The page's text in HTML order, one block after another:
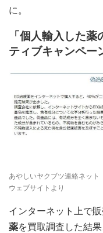
に。
「個人輸入した
ティブキャンペー
あやしいヤクブツ連絡ネット
ウェブサイトより
インターネット上で
薬を買取調査した結